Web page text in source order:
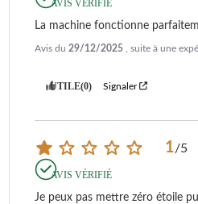
AVIS VÉRIFIÉ
La machine fonctionne
Avis du 29/12/2025 , suite à une
UTILE(0) Signaler
1/5
AVIS VÉRIFIÉ
Je peux pas mettre zéro étoile